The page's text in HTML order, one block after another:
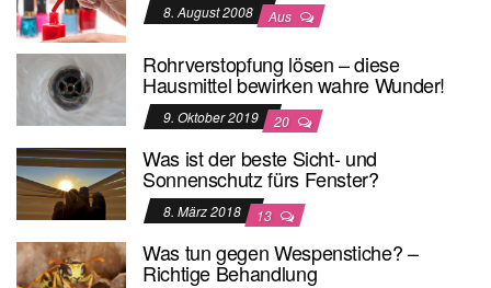
8. August 2008 Aus
Rohrverstopfung lösen – diese
Hausmittel bewirken wahre Wunder!
9. Oktober 2019 20
Was ist der beste Sicht- und
Sonnenschutz fürs Fenster?
8. März 2018 13
Was tun gegen Wespenstiche? –
Richtige Behandlung